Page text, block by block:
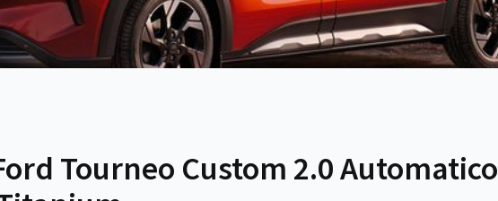
Tourneo Custom 2.0 Automatico